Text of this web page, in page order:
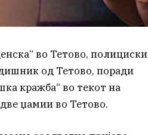
во Тетово, полициски
од Тетово, поради
кражба“ во текот на
џамии во Тетово.